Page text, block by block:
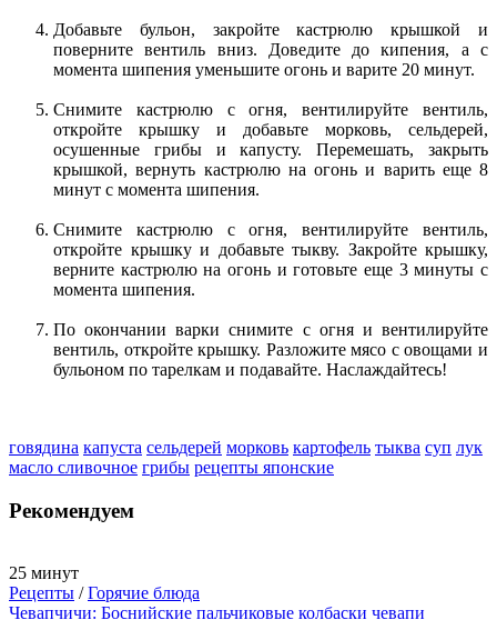
Добавьте бульон, закройте кастрюлю крышкой и
поверните вентиль вниз. Доведите до кипения, а с
момента шипения уменьшите огонь и варите 20 минут.
Снимите кастрюлю с огня, вентилируйте вентиль,
откройте крышку и добавьте морковь, сельдерей,
осушенные грибы и капусту. Перемешать, закрыть
крышкой, вернуть кастрюлю на огонь и варить еще 8
минут с момента шипения.
Снимите кастрюлю с огня, вентилируйте вентиль,
откройте крышку и добавьте тыкву. Закройте крышку,
верните кастрюлю на огонь и готовьте еще 3 минуты с
момента шипения.
По окончании варки снимите с огня и вентилируйте
вентиль, откройте крышку. Разложите мясо с овощами и
бульоном по тарелкам и подавайте. Наслаждайтесь!
говядина капуста сельдерей морковь картофель тыква суп лук
масло сливочное грибы рецепты японские
Рекомендуем
25 минут
Рецепты /Горячие блюда
Чевапчичи: Боснийские пальчиковые колбаски чевапи